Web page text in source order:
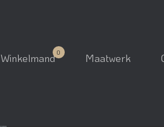
Winkelmand Maatwerk